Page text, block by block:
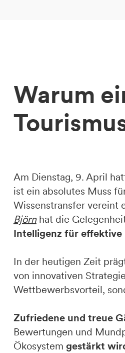
Warum
Am Dienstag, 9. April
ist ein absolutes Muss
Wissenstransfer vereint
Björnhat die
Intelligenz für effektive
In der heutigen Zeit
von innovativen
Wettbewerbsvorteil,
Zufriedene und treue
Bewertungen und
Ökosystem gestärkt